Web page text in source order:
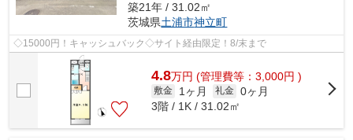
築21年 / 31.02㎡
茨城県土浦市神立町
◇15000円！キャッシュバック◇サイト経由限定！8/末まで
4.8万円 (管理費等：3,000円 )
敷金 1ヶ月 礼金 0ヶ月
3階 / 1K / 31.02㎡